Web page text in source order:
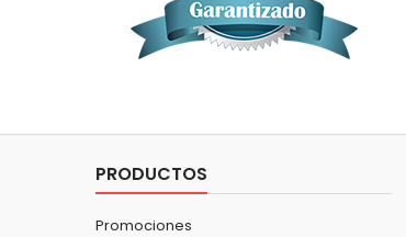
PRODUCTOS
Promociones